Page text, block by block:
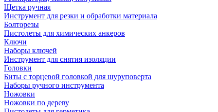
Щетка ручная
Инструмент для резки и обработки материала
Болторезы
Пистолеты для химических анкеров
Ключи
Наборы ключей
Инструмент для снятия изоляции
Головки
Биты с торцевой головкой для шуруповерта
Наборы ручного инструмента
Ножовки
Ножовки по дереву